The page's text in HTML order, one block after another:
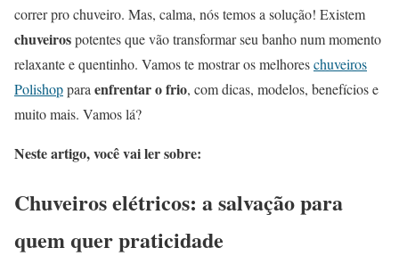
correr pro chuveiro. Mas, calma, nós temos a solução! Existem
chuveirospotentes que vão transformar seu banho num momento
relaxante e quentinho. Vamos te mostrar os melhoreschuveiros
Polishoppara enfrentar o frio, com dicas, modelos, benefícios e
muito mais. Vamos lá?
Neste artigo, você vai ler sobre:
Chuveiros elétricos: a salvação para
quem quer praticidade